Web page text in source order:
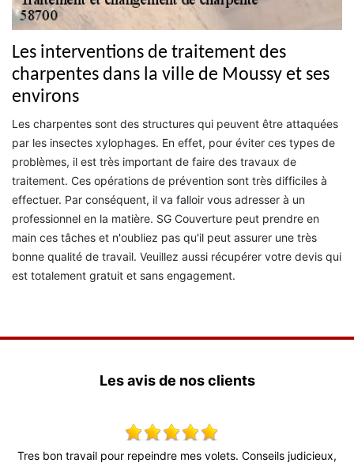
Les interventions de traitement des
charpentes dans la ville de Moussy et ses
environs
Les charpentes sont des structures qui peuvent être attaquées
par les insectes xylophages. En effet, pour éviter ces types de
problèmes, il est très important de faire des travaux de
traitement. Ces opérations de prévention sont très difficiles à
effectuer. Par conséquent, il va falloir vous adresser à un
professionnel en la matière. SG Couverture peut prendre en
main ces tâches et n'oubliez pas qu'il peut assurer une très
bonne qualité de travail. Veuillez aussi récupérer votre devis qui
est totalement gratuit et sans engagement.
Les avis de nos clients
bon travail pour repeindre mes volets. Conseils judicieux,
Très